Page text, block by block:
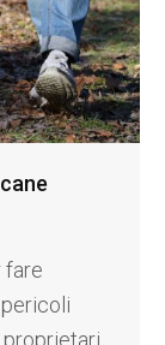
fare